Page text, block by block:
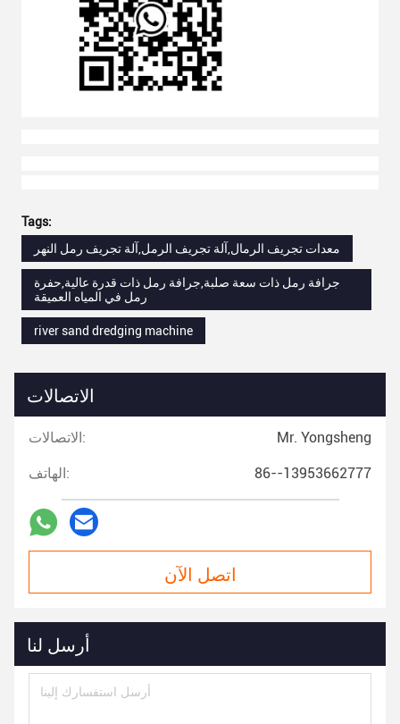
Tags:
معدات تجريف الرمال,آلة تجريف الرمل,آلة تجريف رمل النهر
جرافة رمل ذات سعة صلبة,جرافة رمل ذات قدرة عالية,حفرة
رمل في المياه العميقة
river sand dredging machine
الاتصالات
الاتصالات: Mr. Yongsheng
الهاتف: 86--13953662777
اتصل الآن
أرسل لنا